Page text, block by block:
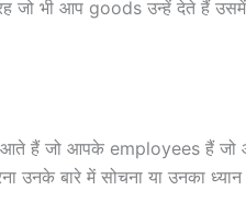
भी आप goods उन्हें देते हैं उसमें
हैं जो आपके employees हैं जो
बारे में सोचना या उनका